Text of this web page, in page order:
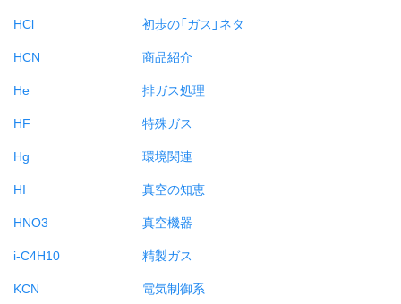
HCl
HCN
He
HF
Hg
HI
HNO3
i-C4H10
KCN
初歩の「ガス」ネタ
商品紹介
排ガス処理
特殊ガス
環境関連
真空の知恵
真空機器
精製ガス
電気制御系